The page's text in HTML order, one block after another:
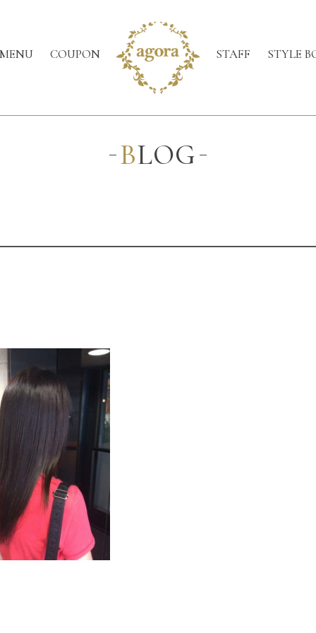
COUPON STAFF STYLE
BLOG